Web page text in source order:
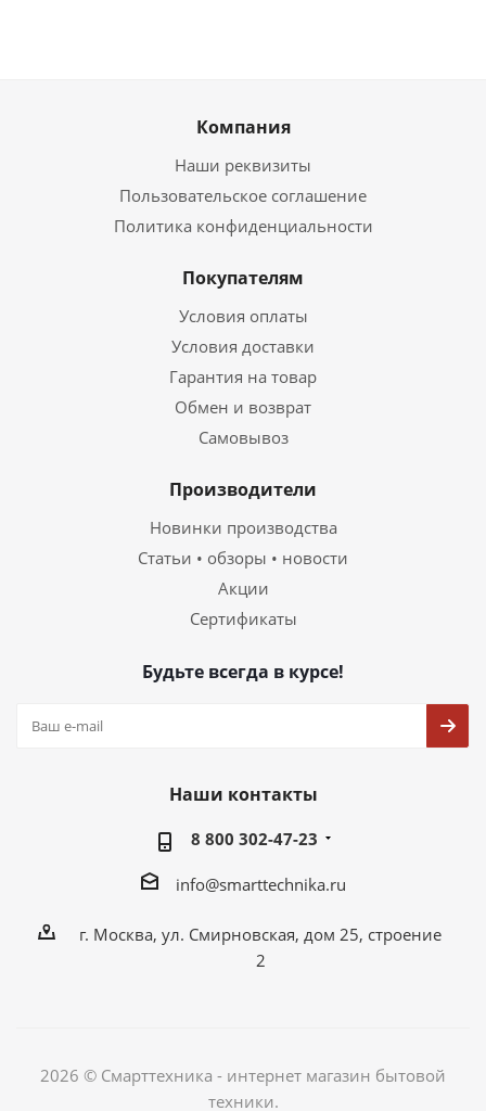
Компания
Наши реквизиты
Пользовательское соглашение
Политика конфиденциальности
Покупателям
Условия оплаты
Условия доставки
Гарантия на товар
Обмен и возврат
Самовывоз
Производители
Новинки производства
Статьи • обзоры • новости
Акции
Сертификаты
Будьте всегда в курсе!
Наши контакты
8 800 302-47-23
info@smarttechnika.ru
г. Москва, ул. Смирновская, дом 25, строение
2
2026 © Смарттехника - интернет магазин бытовой
техники.